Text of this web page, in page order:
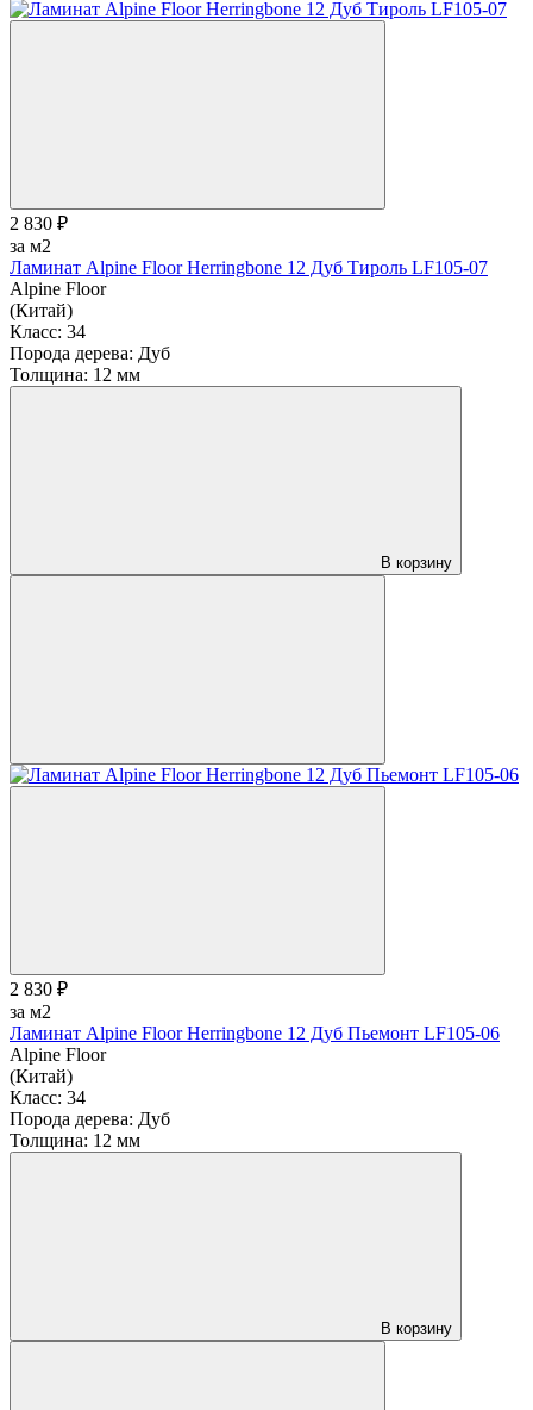
2 830 ₽
за м2
Ламинат Alpine Floor Herringbone 12 Дуб Тироль LF105-07
Alpine Floor
(Китай)
Класс: 34
Порода дерева: Дуб
Толщина: 12 мм
В корзину
2 830 ₽
за м2
Ламинат Alpine Floor Herringbone 12 Дуб Пьемонт LF105-06
Alpine Floor
(Китай)
Класс: 34
Порода дерева: Дуб
Толщина: 12 мм
В корзину